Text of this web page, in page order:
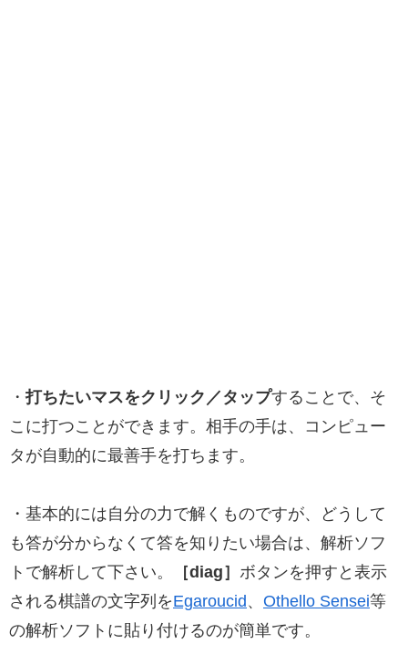
・打ちたいマスをクリック／タップすることで、そ
こに打つことができます。相手の手は、コンピュー
タが自動的に最善手を打ちます。
・基本的には自分の力で解くものですが、どうして
も答が分からなくて答を知りたい場合は、解析ソフ
トで解析して下さい。
［diag］ ボタンを押すと表示
される棋譜の文字列をEgaroucid、 Othello Sensei等
の解析ソフトに貼り付けるのが簡単です。